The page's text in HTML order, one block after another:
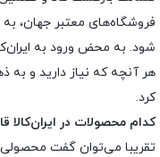
فروشگاه‌های معتبر جهان، به
شود. به محض ورود به
هر آنچه که نیاز دارید و به
کرد.
کدام محصولات در
تقریبا می‌توان گفت محصولی